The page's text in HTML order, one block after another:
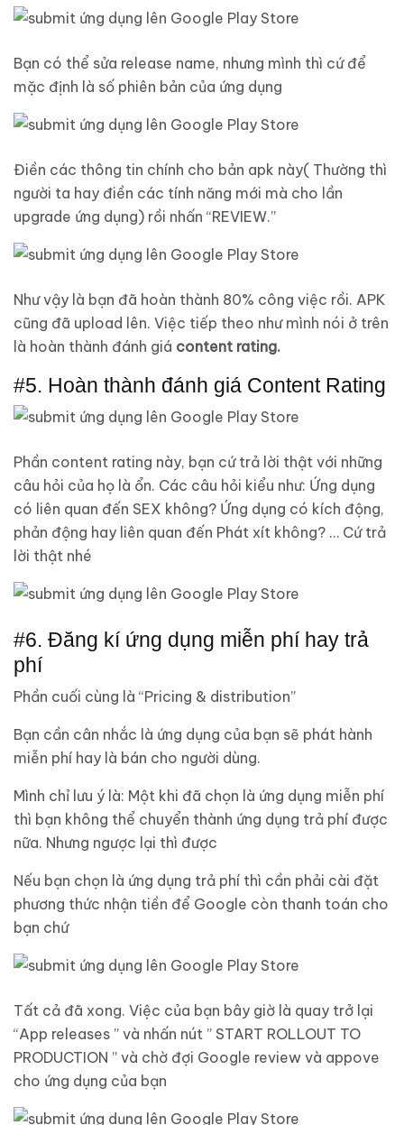
Bạn có thể sửa release name, nhưng mình thì cứ để
mặc định là số phiên bản của ứng dụng
Điền các thông tin chính cho bản apk này( Thường thì
người ta hay điền các tính năng mới mà cho lần
upgrade ứng dụng) rồi nhấn “REVIEW.”
Như vậy là bạn đã hoàn thành 80% công việc rồi. APK
cũng đã upload lên. Việc tiếp theo như mình nói ở trên
là hoàn thành đánh giá content rating.
#5. Hoàn thành đánh giá Content Rating
Phần content rating này, bạn cứ trả lời thật với những
câu hỏi của họ là ổn. Các câu hỏi kiểu như: Ứng dụng
có liên quan đến SEX không? Ứng dụng có kích động,
phản động hay liên quan đến Phát xít không? … Cứ trả
lời thật nhé
#6. Đăng kí ứng dụng miễn phí hay trả
phí
Phần cuối cùng là “Pricing & distribution”
Bạn cần cân nhắc là ứng dụng của bạn sẽ phát hành
miễn phí hay là bán cho người dùng.
Mình chỉ lưu ý là: Một khi đã chọn là ứng dụng miễn phí
thì bạn không thể chuyển thành ứng dụng trả phí được
nữa. Nhưng ngược lại thì được
Nếu bạn chọn là ứng dụng trả phí thì cần phải cài đặt
phương thức nhận tiền để Google còn thanh toán cho
bạn chứ
Tất cả đã xong. Việc của bạn bây giờ là quay trở lại
“App releases ” và nhấn nút ” START ROLLOUT TO
PRODUCTION ” và chờ đợi Google review và appove
cho ứng dụng của bạn